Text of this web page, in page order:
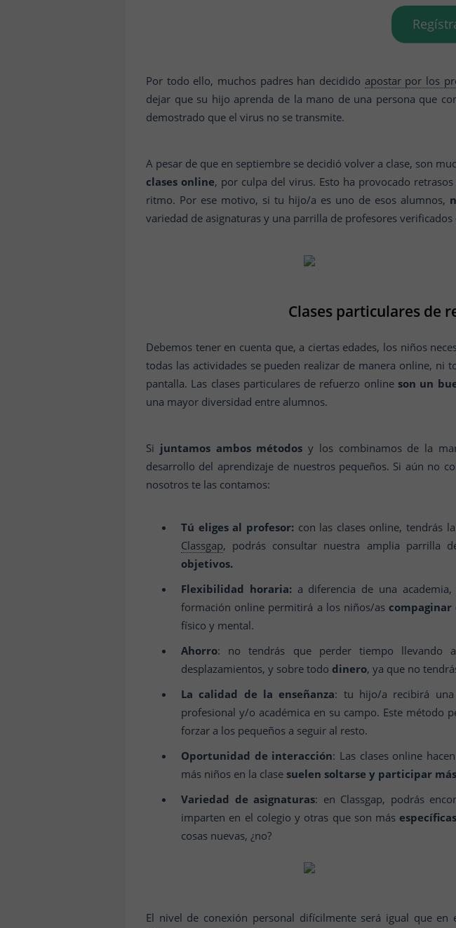
Por todo ello, muchos padres han decidido apostar por los
dejar que su hijo aprenda de la mano de una persona que
demostrado que el virus no se transmite.
A pesar de que en septiembre se decidió volver a clase, son
clases online, por culpa del virus. Esto ha provocado
ritmo. Por ese motivo, si tu hijo/a es uno de esos alumnos,
variedad de asignaturas y una parrilla de profesores
Clases particulares de
Debemos tener en cuenta que, a ciertas edades, los niños
todas las actividades se pueden realizar de manera online, ni
pantalla. Las clases particulares de refuerzo online son un
una mayor diversidad entre alumnos.
Si juntamos ambos métodos y los combinamos de la
desarrollo del aprendizaje de nuestros pequeños. Si aún no
nosotros te las contamos:
Tú eliges al profesor: con las clases online, tendrás
Classgap, podrás consultar nuestra amplia parrilla
objetivos.
Flexibilidad horaria:a diferencia de una academia,
formación online permitirá a los niños/as
físico y mental.
Ahorro: no tendrás que perder tiempo llevando
desplazamientos, y sobre todo dinero, ya que no
La calidad de la enseñanza: tu hijo/a recibirá una
profesional y/o académica en su campo. Este método
forzar a los pequeños a seguir al resto.
Oportunidad de interacción: Las clases online
más niños en la clase suelen soltarse y participar más
Variedad de asignaturas: en Classgap, podrás
imparten en el colegio y otras que son más
cosas nuevas, ¿no?
El nivel de conexión personal difícilmente será igual que